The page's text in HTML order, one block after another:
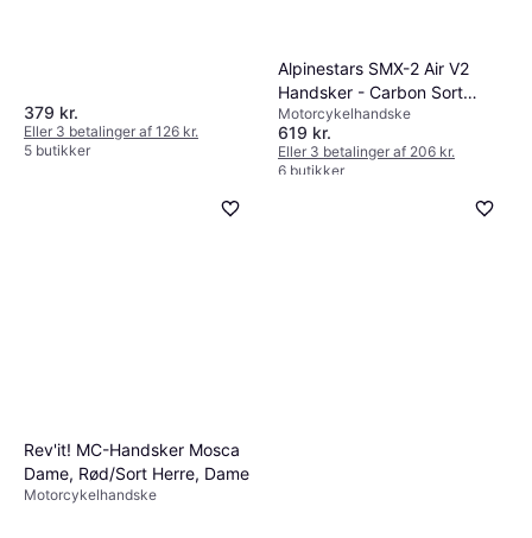
379 kr.
Eller 3 betalinger af 126 kr.
5 butikker
Alpinestars SMX-2 Air V2
Handsker - Carbon Sort
Herre
Motorcykelhandske
619 kr.
Eller 3 betalinger af 206 kr.
6 butikker
Rev'it! MC-Handsker Mosca
Dame, Rød/Sort Herre, Dame
Motorcykelhandske